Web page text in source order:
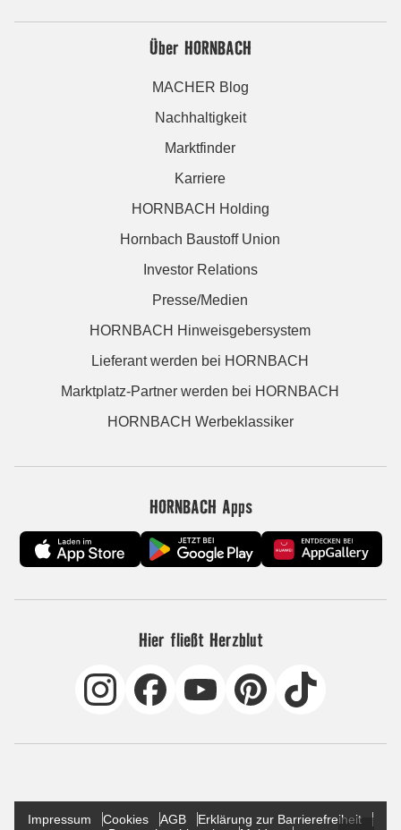
Über HORNBACH
MACHER Blog
Nachhaltigkeit
Marktfinder
Karriere
HORNBACH Holding
Hornbach Baustoff Union
Investor Relations
Presse/Medien
HORNBACH Hinweisgebersystem
Lieferant werden bei HORNBACH
Marktplatz-Partner werden bei HORNBACH
HORNBACH Werbeklassiker
HORNBACH Apps
Hier fließt Herzblut
Impressum Cookies AGB
Erklärung zur Barrierefreiheit